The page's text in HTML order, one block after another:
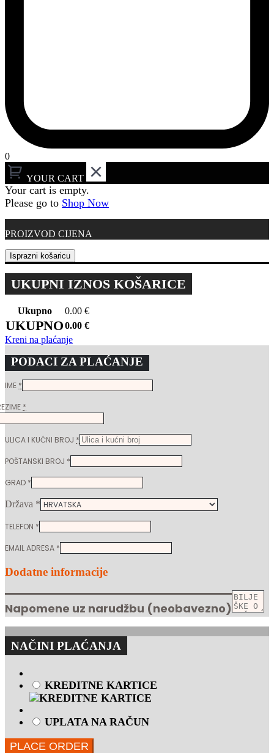
0
YOUR CART
Your cart is empty.
Please go to Shop Now
PROIZVOD CIJENA
Isprazni košaricu
UKUPNI IZNOS KOŠARICE
Ukupno 0.00 €
UKUPNO0.00 €
Kreni na plaćanje
PODACI ZA PLAĆANJE
IME *
*
ULICA I KUĆNI BROJ *
POŠTANSKI BROJ *
GRAD *
Država *
TELEFON *
EMAIL ADRESA *
Dodatne informacije
Napomene uz narudžbu (neobavezno)
NAČINI PLAĆANJA
KREDITNE KARTICE
UPLATA NA RAČUN
PLACE ORDER